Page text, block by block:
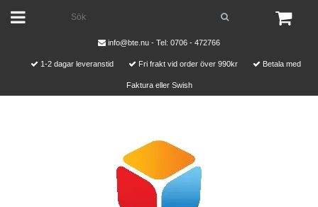
info@bte.nu - Tel: 0706 - 472766
1-2 dagar leveranstid Fri frakt vid order över 990kr Betala med
Faktura eller Swish